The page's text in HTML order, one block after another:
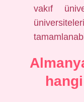
vakıf